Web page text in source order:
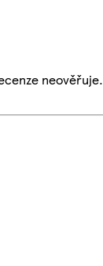
neověřuje.